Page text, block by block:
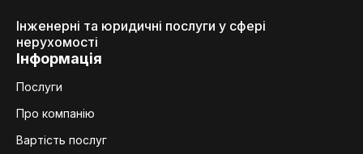
Інженерні та юридичні послуги у сфері
нерухомості
Інформація
Послуги
Про компанію
Вартість послуг